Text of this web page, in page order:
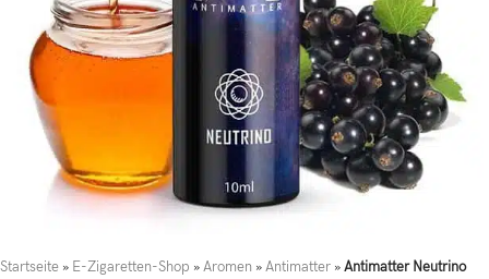
Startseite » E-Zigaretten-Shop »Aromen »Antimatter »Antimatter Neutrino